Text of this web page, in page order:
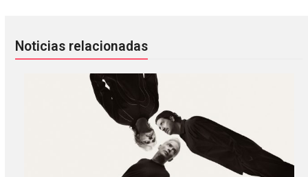
Noticias relacionadas